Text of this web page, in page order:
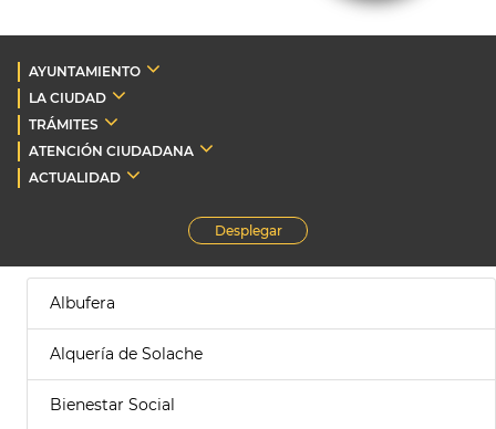
AYUNTAMIENTO
LA CIUDAD
TRÁMITES
ATENCIÓN CIUDADANA
ACTUALIDAD
Desplegar
Albufera
Alquería de Solache
Bienestar Social